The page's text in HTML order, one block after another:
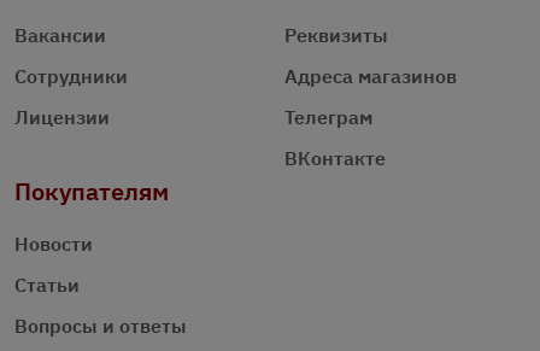
Вакансии
Сотрудники
Лицензии
Реквизиты
Адреса магазинов
Телеграм
ВКонтакте
Покупателям
Новости
Статьи
Вопросы и ответы